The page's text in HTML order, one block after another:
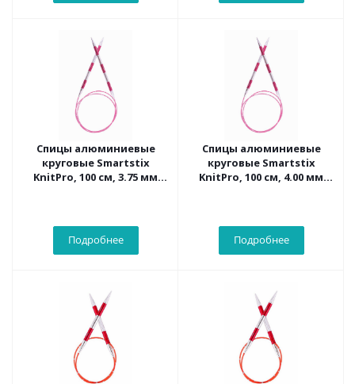
Спицы алюминиевые
круговые Smartstix
KnitPro, 100 см, 3.75 мм
Подробнее
Спицы алюминиевые
круговые Smartstix
KnitPro, 100 см, 4.00 мм
Подробнее